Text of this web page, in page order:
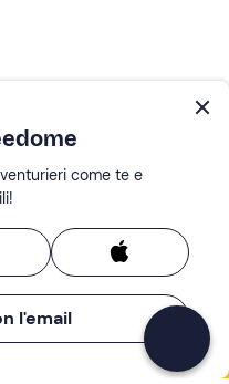
sai cosa fare
come te e
l'email